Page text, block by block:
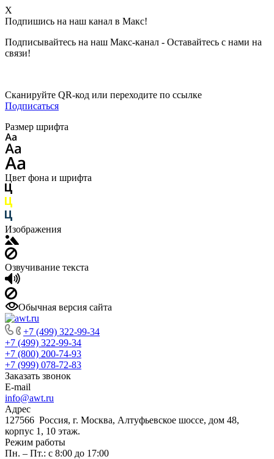
X
Подпишись на наш канал в Макс!
Подписывайтесь на наш Макс-канал - Оставайтесь с нами на
связи!
Сканируйте QR-код или переходите по ссылке
Подписаться
Размер шрифта
Цвет фона и шрифта
Изображения
Озвучивание текста
Обычная версия сайта
+7 (499) 322-99-34
+7 (499) 322-99-34
+7 (800) 200-74-93
+7 (999) 078-72-83
Заказать звонок
E-mail
info@awt.ru
Адрес
127566 Россия, г. Москва, Алтуфьевское шоссе, дом 48,
корпус 1, 10 этаж.
Режим работы
Пн. – Пт.: с 8:00 до 17:00